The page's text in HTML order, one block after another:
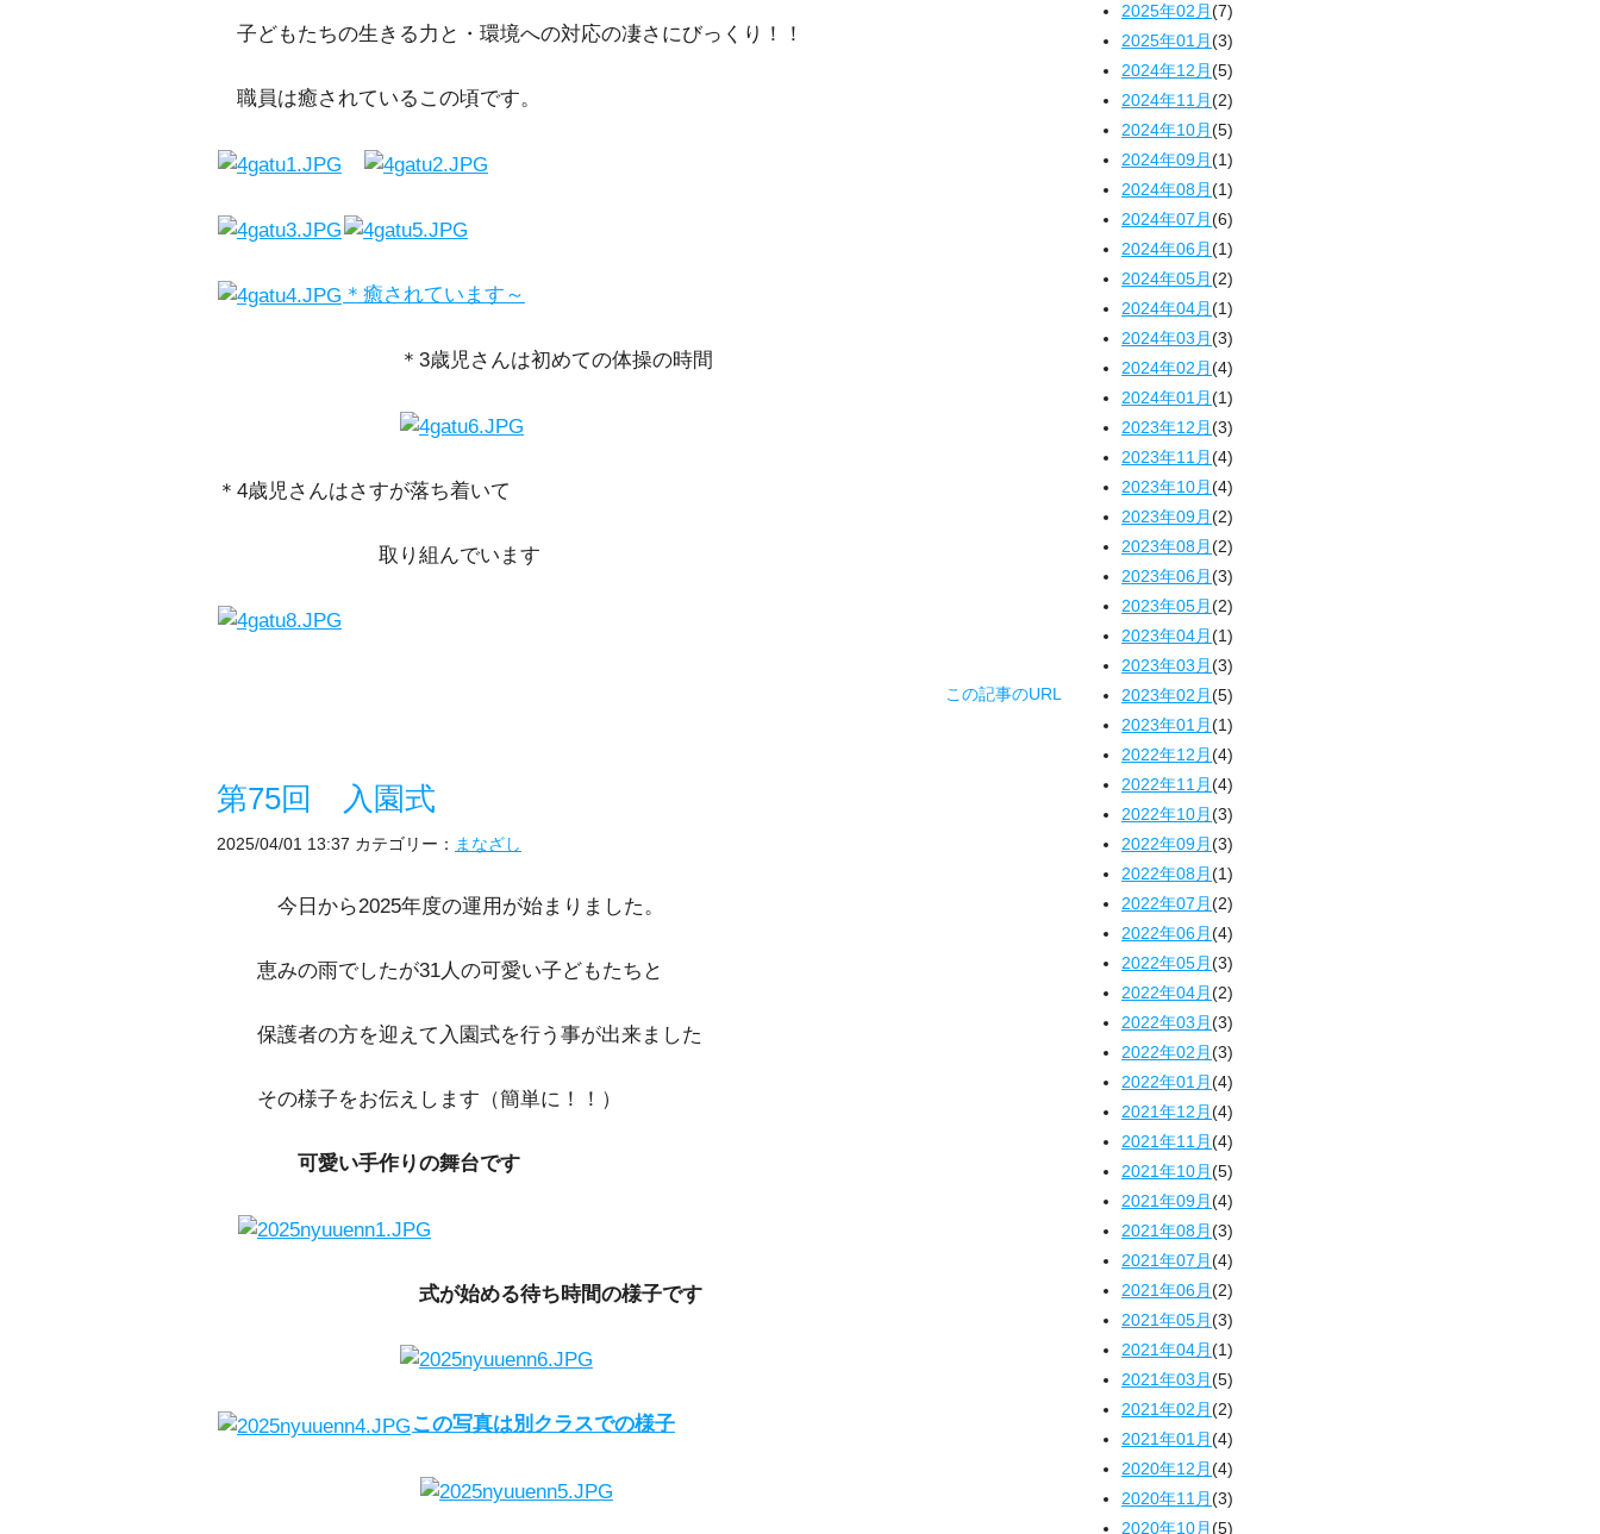
子どもたちの生きる力と・環境への対応の凄さにびっくり！！
職員は癒されているこの頃です。
＊癒されています～
＊3歳児さんは初めての体操の時間
＊4歳児さんはさすが落ち着いて
取り組んでいます
この記事のURL
第75回 入園式
2025/04/01 13:37 カテゴリー： まなざし
今日から2025年度の運用が始まりました。
恵みの雨でしたが31人の可愛い子どもたちと
保護者の方を迎えて入園式を行う事が出来ました
その様子をお伝えします（簡単に！！）
可愛い手作りの舞台です
式が始める待ち時間の様子です
この写真は別クラスでの様子
2025年02月(7)
2025年01月(3)
2024年12月(5)
2024年11月(2)
2024年10月(5)
2024年09月(1)
2024年08月(1)
2024年07月(6)
2024年06月(1)
2024年05月(2)
2024年04月(1)
2024年03月(3)
2024年02月(4)
2024年01月(1)
2023年12月(3)
2023年11月(4)
2023年10月(4)
2023年09月(2)
2023年08月(2)
2023年06月(3)
2023年05月(2)
2023年04月(1)
2023年03月(3)
2023年02月(5)
2023年01月(1)
2022年12月(4)
2022年11月(4)
2022年10月(3)
2022年09月(3)
2022年08月(1)
2022年07月(2)
2022年06月(4)
2022年05月(3)
2022年04月(2)
2022年03月(3)
2022年02月(3)
2022年01月(4)
2021年12月(4)
2021年11月(4)
2021年10月(5)
2021年09月(4)
2021年08月(3)
2021年07月(4)
2021年06月(2)
2021年05月(3)
2021年04月(1)
2021年03月(5)
2021年02月(2)
2021年01月(4)
2020年12月(4)
2020年11月(3)
2020年10月(5)